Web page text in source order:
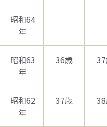
昭和64
年
昭和63
年
36歳
昭和62
年
37歳